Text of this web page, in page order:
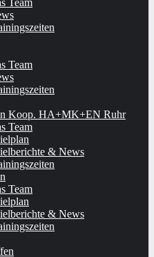
Team
Team
Koop. HA+MK+EN Ruhr
Team
& News
Team
& News